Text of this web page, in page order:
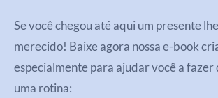
Se você chegou até aqui um presente
merecido! Baixe agora nossa e-book
especialmente para ajudar você a
uma rotina: